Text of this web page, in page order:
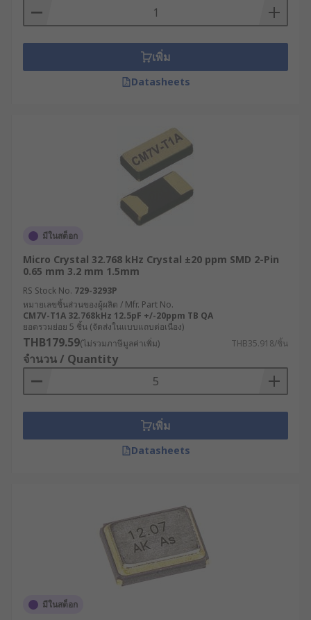
เพิ่ม
Datasheets
มีในสต็อก
Micro Crystal 32.768 kHz Crystal ±20 ppm SMD 2-Pin
0.65 mm 3.2 mm 1.5mm
RS Stock No. 729-3293P
หมายเลขชิ้นส่วนของผู้ผลิต / Mfr. Part No.
CM7V-T1A 32.768kHz 12.5pF +/-20ppm TB QA
ยอดรวมย่อย 5 ชิ้น (จัดส่งในแบบแถบต่อเนื่อง)
THB179.59(ไม่รวมภาษีมูลค่าเพิ่ม) THB35.918/ชิ้น
จำนวน / Quantity
เพิ่ม
Datasheets
มีในสต็อก